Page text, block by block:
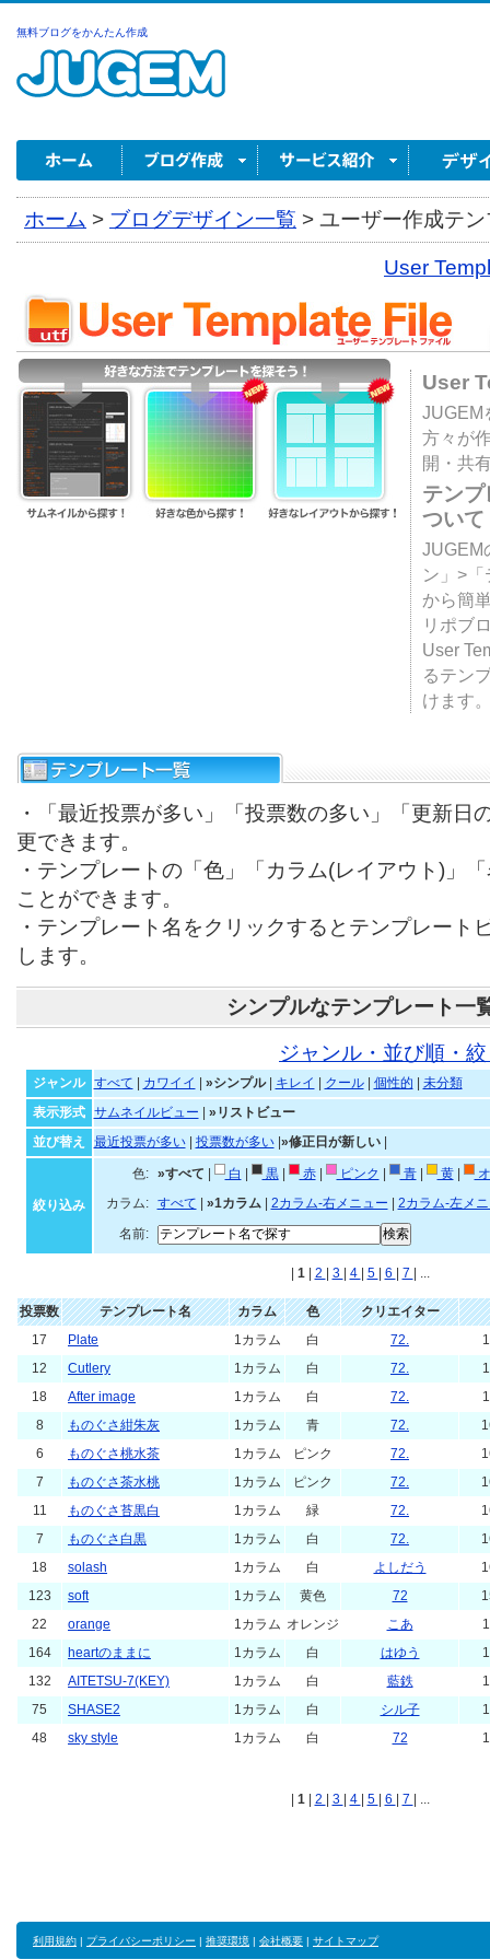
無料ブログをかんたん作成
ホーム > ブログデザイン一覧 > ユーザー作成テ
User
User
JUGEM
方々が
開・共
テン
ついて
JUGEM
ン」>
から簡
リポブ
User
るテン
けます
・「最近投票が多い」「投票数の多い」「更新日
更できます。
・テンプレートの「色」「カラム(レイアウト)」
ことができます。
・テンプレート名をクリックするとテンプレート
します。
シンプルなテンプレート一
ジャンル・並び順・
ジャンル すべて カワイイ »シンプル| キレイ クール| 個性的
未分類
表示形式
サムネイルビュー
»リストビュー
並び替え
最近投票が多い| 投票数が多い| »修正日が新しい|
絞り込み
色: »すべて 白 黒| 赤| ピンク 青| 黄|
カラム:
すべて »1カラム| 2カラム-右メニュー
2カラム-左メ
名前:
1 2 3 4 5 6 7 | ...
投票数 テンプレート名 カラム 色
クリエイター
17
Plate 1カラム 白 72.
12
Cutlery 1カラム 白 72.
18
After image 1カラム 白 72.
8
ものぐさ紺朱灰 1カラム 青 72.
6
ものぐさ桃水茶 1カラム ピンク 72.
7
ものぐさ茶水桃 1カラム ピンク 72.
11
ものぐさ苔黒白 1カラム 緑 72.
7
ものぐさ白黒 1カラム 白 72.
18
solash 1カラム 白 よしだう
123
soft 1カラム 黄色 72
22
orange 1カラム オレンジ こあ
164
heartのままに 1カラム 白 はゆう
132
AITETSU-7(KEY) 1カラム 白 藍鉄
75
SHASE2 1カラム 白 シル子
48
sky style 1カラム 白 72
1 2 3 4 5 6 7 | ...
利用規約 | プライバシーポリシー | 推奨環境 | 会社概要 | サイトマップ